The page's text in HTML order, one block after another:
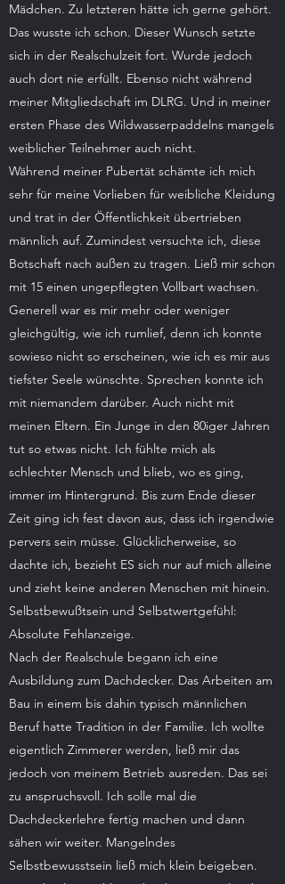
Mädchen. Zu letzteren hätte ich gerne gehört.
Das wusste ich schon. Dieser Wunsch setzte
sich in der Realschulzeit fort. Wurde jedoch
auch dort nie erfüllt. Ebenso nicht während
meiner Mitgliedschaft im DLRG. Und in meiner
ersten Phase des Wildwasserpaddelns mangels
weiblicher Teilnehmer auch nicht.
Während meiner Pubertät schämte ich mich
sehr für meine Vorlieben für weibliche Kleidung
und trat in der Öffentlichkeit übertrieben
männlich auf. Zumindest versuchte ich, diese
Botschaft nach außen zu tragen. Ließ mir schon
mit 15 einen ungepflegten Vollbart wachsen.
Generell war es mir mehr oder weniger
gleichgültig, wie ich rumlief, denn ich konnte
sowieso nicht so erscheinen, wie ich es mir aus
tiefster Seele wünschte. Sprechen konnte ich
mit niemandem darüber. Auch nicht mit
meinen Eltern. Ein Junge in den 80iger Jahren
tut so etwas nicht. Ich fühlte mich als
schlechter Mensch und blieb, wo es ging,
immer im Hintergrund. Bis zum Ende dieser
Zeit ging ich fest davon aus, dass ich irgendwie
pervers sein müsse. Glücklicherweise, so
dachte ich, bezieht ES sich nur auf mich alleine
und zieht keine anderen Menschen mit hinein.
Selbstbewußtsein und Selbstwertgefühl:
Absolute Fehlanzeige.
Nach der Realschule begann ich eine
Ausbildung zum Dachdecker. Das Arbeiten am
Bau in einem bis dahin typisch männlichen
Beruf hatte Tradition in der Familie. Ich wollte
eigentlich Zimmerer werden, ließ mir das
jedoch von meinem Betrieb ausreden. Das sei
zu anspruchsvoll. Ich solle mal die
Dachdeckerlehre fertig machen und dann
sähen wir weiter. Mangelndes
Selbstbewusstsein ließ mich klein beigeben.